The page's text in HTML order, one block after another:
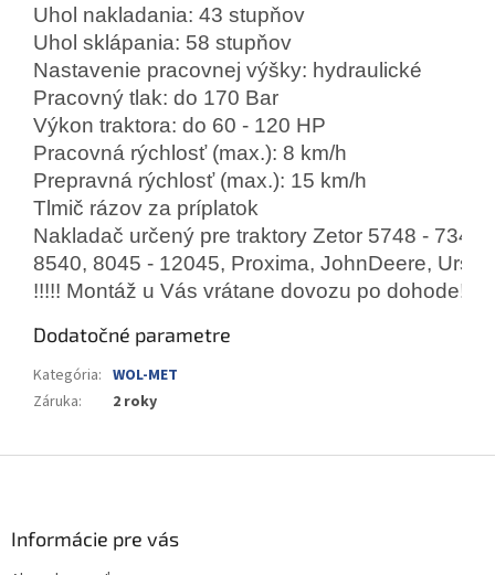
Uhol nakladania: 43 stupňov
Uhol sklápania: 58 stupňov
Nastavenie pracovnej výšky: hydraulické
Pracovný tlak: do 170 Bar
Výkon traktora: do 60 - 120 HP
Pracovná rýchlosť (max.): 8 km/h
Prepravná rýchlosť (max.): 15 km/h
Tlmič rázov za príplatok
Nakladač určený pre traktory Zetor 5748 - 7340,
8540, 8045 - 12045, Proxima, JohnDeere,
!!!!! Montáž u Vás vrátane dovozu po dohode!!!!!
Dodatočné parametre
Kategória: WOL-MET
Záruka: 2 roky
Informácie pre vás